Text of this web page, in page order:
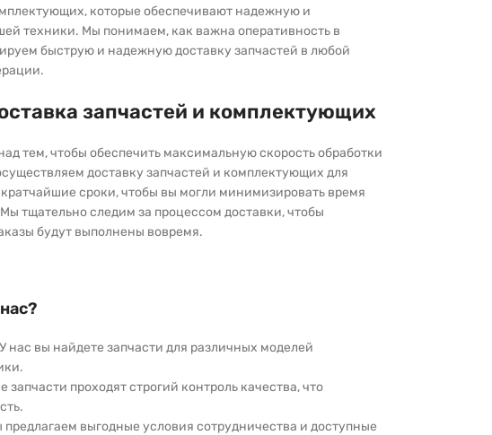
которые обеспечивают надежную и
техники. Мы понимаем, как важна оперативность в
быструю и надежную доставку запчастей в любой
запчастей и комплектующих
тем, чтобы обеспечить максимальную скорость обработки
доставку запчастей и комплектующих для
сроки, чтобы вы могли минимизировать время
тщательно следим за процессом доставки, чтобы
будут выполнены вовремя.
нас вы найдете запчасти для различных моделей
запчасти проходят строгий контроль качества, что
предлагаем выгодные условия сотрудничества и доступные